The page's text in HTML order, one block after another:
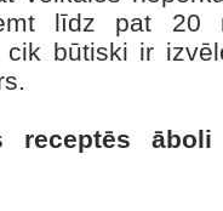
līdz pat 20
būtiski ir
receptēs